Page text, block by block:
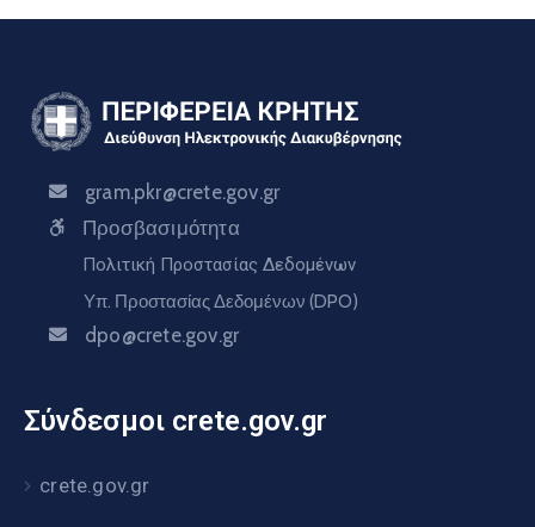
gram.pkr@crete.gov.gr
Προσβασιμότητα
Πολιτική Προστασίας Δεδομένων
Υπ. Προστασίας Δεδομένων (DPO)
dpo@crete.gov.gr
Σύνδεσμοι crete.gov.gr
crete.gov.gr